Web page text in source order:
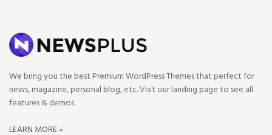
We bring you the best Premium WordPress Themes that perfect for
news, magazine, personal blog, etc. Visit our landing page to see all
features & demos.
LEARN MORE »